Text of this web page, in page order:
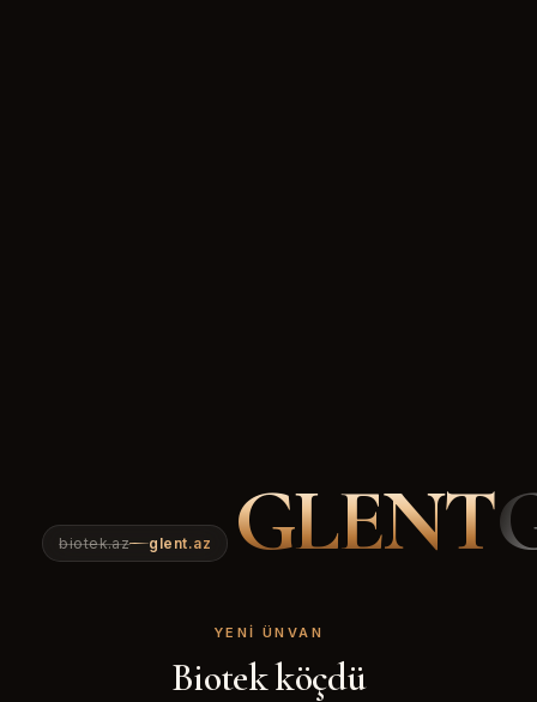
biotek.az glent.az GLENT
YENI ÜNVAN
Biotek köçdü